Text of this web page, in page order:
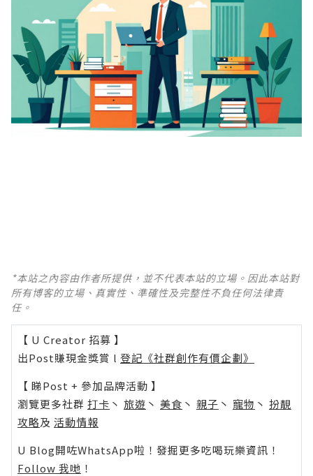
*本站之內容由作者所提供，並不代表本站的立場。因此本站對
所有博客的立場、真實性、準確性及完整性不負任何法律責
任。
【 U Creator 招募 】
出Post賺現金獎賞 l 登記《社群創作有價企劃》
【 睇Post + 參加品牌活動 】
瀏覽更多社群 打卡 丶 旅遊 丶 美食 丶 親子 丶 寵物 丶 扮靚
攻略及 活動情報
U Blog開咗WhatsApp啦！發掘更多吃喝玩樂資訊！
Follow 我哋 ！